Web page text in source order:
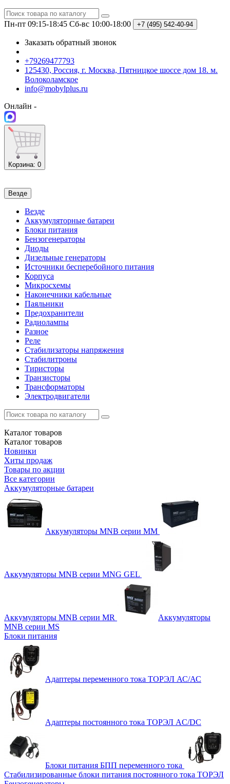
Пн-пт 09:15-18:45 Сб-вс 10:00-18:00 +7 (495) 542-40-94
Заказать обратный звонок
+79269477793
125430, Россия, г. Москва, Пятницкое шоссе дом 18. м.
Волоколамское
info@mobylplus.ru
Онлайн -
Корзина: 0
Везде
Везде
Аккумуляторные батареи
Блоки питания
Бензогенераторы
Диоды
Дизельные генераторы
Источники бесперебойного питания
Корпуса
Микросхемы
Наконечники кабельные
Паяльники
Предохранители
Радиолампы
Разное
Реле
Стабилизаторы напряжения
Стабилитроны
Тиристоры
Транзисторы
Трансформаторы
Электродвигатели
Каталог товаров
Каталог товаров
Новинки
Хиты продаж
Товары по акции
Все категории
Аккумуляторные батареи
Аккумуляторы MNB серии MM
Аккумуляторы MNB серии MNG GEL
Аккумуляторы MNB серии MR
Аккумуляторы
MNB серии MS
Блоки питания
Адаптеры переменного тока ТОРЭЛ АС/АС
Адаптеры постоянного тока ТОРЭЛ AC/DC
Блоки питания БПП переменного тока
Стабилизированные блоки питания постоянного тока ТОРЭЛ